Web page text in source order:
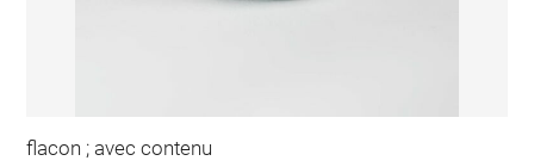
flacon ; avec contenu